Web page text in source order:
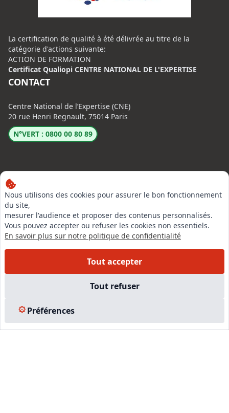
Nous utilisons des cookies pour assurer le bon fonctionnement
du site,
mesurer l'audience et proposer des contenus personnalisés.
Vous pouvez accepter ou refuser les cookies non essentiels.
En savoir plus sur notre politique de confidentialité
Tout accepter
Tout refuser
Préférences
La certification de qualité à été délivrée au titre de la
catégorie d'actions suivante:
ACTION DE FORMATION
Certificat Qualiopi CENTRE NATIONAL DE L'EXPERTISE
CONTACT
Centre National de l’Expertise (CNE)
20 rue Henri Regnault, 75014 Paris
N°VERT : 0800 00 80 89
LinkedIn
Instagram
Facebook
EN SAVOIR PLUS
Formations
Nous rejoindre